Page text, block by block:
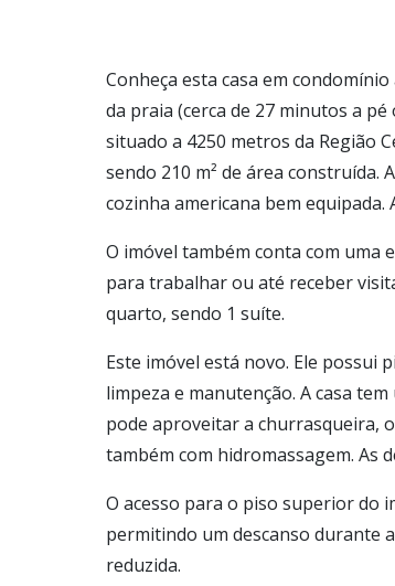
Conheça esta casa em
da praia (cerca de 27 minutos a
situado a 4250 metros da Região
sendo 210 m² de área construída.
cozinha americana bem
O imóvel também conta com uma
para trabalhar ou até receber
quarto, sendo 1 suíte.
Este imóvel está novo. Ele possui
limpeza e manutenção. A casa
pode aproveitar a churrasqueira,
também com hidromassagem. As
O acesso para o piso superior do
permitindo um descanso durante
reduzida.